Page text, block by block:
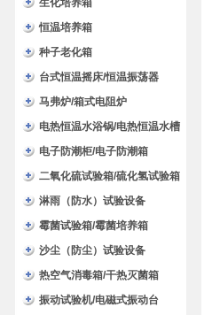
生化培养箱
恒温培养箱
种子老化箱
台式恒温摇床/恒温振荡器
马弗炉/箱式电阻炉
电热恒温水浴锅/电热恒温水槽
电子防潮柜/电子防潮箱
二氧化硫试验箱/硫化氢试验箱
淋雨（防水）试验设备
霉菌试验箱/霉菌培养箱
沙尘（防尘）试验设备
热空气消毒箱/干热灭菌箱
振动试验机/电磁式振动台